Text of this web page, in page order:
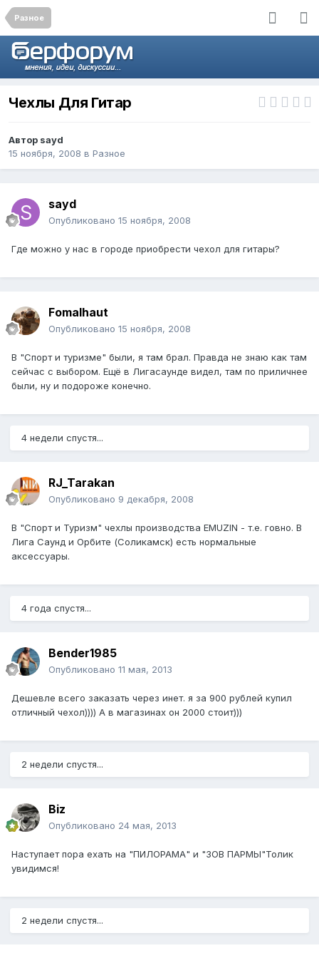
Разное
Чехлы Для Гитар
Автор sayd
15 ноября, 2008 в Разное
sayd
Опубликовано 15 ноября, 2008
Где можно у нас в городе приобрести чехол для гитары?
Fomalhaut
Опубликовано 15 ноября, 2008
В "Спорт и туризме" были, я там брал. Правда не знаю как там
сейчас с выбором. Ещё в Лигасаунде видел, там по приличнее
были, ну и подороже конечно.
4 недели спустя...
RJ_Tarakan
Опубликовано 9 декабря, 2008
В "Спорт и Туризм" чехлы производства EMUZIN - т.е. говно. В
Лига Саунд и Орбите (Соликамск) есть нормальные
аксессуары.
4 года спустя...
Bender1985
Опубликовано 11 мая, 2013
Дешевле всего заказать через инет. я за 900 рублей купил
отличный чехол)))) А в магазинах он 2000 стоит)))
2 недели спустя...
Biz
Опубликовано 24 мая, 2013
Наступает пора ехать на "ПИЛОРАМА" и "ЗОВ ПАРМЫ"Толик
увидимся!
2 недели спустя...